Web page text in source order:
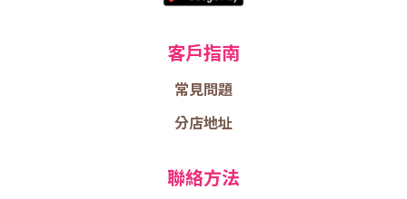
客戶指南
常見問題
分店地址
聯絡方法